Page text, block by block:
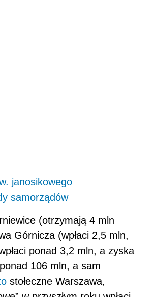
janosikowego
samorządów
(otrzymają 4 mln
Górnicza (wpłaci 2,5 mln,
ponad 3,2 mln, a zyska
106 mln, a sam
stołeczne Warszawa,